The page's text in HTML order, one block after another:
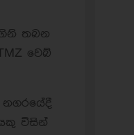
තබන
වෙබ්
නගරයේදී
විසින්